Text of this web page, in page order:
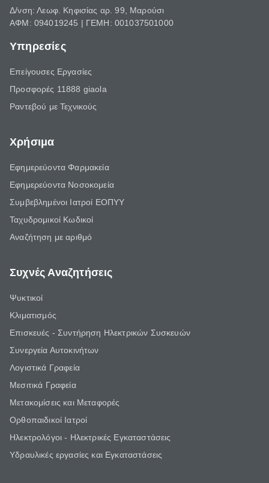
Δ/νση: Λεωφ. Κηφισίας αρ. 99, Μαρούσι
ΑΦΜ: 094019245 | ΓΕΜΗ: 001037501000
Υπηρεσίες
Επείγουσες Εργασίες
Προσφορές 11888 giaola
Ραντεβού με Τεχνικούς
Χρήσιμα
Εφημερεύοντα Φαρμακεία
Εφημερεύοντα Νοσοκομεία
Συμβεβλημένοι Ιατροί ΕΟΠΥΥ
Ταχυδρομικοί Κωδικοί
Αναζήτηση με αριθμό
Συχνές Αναζητήσεις
Ψυκτικοί
Κλιματισμός
Επισκευές - Συντήρηση Ηλεκτρικών Συσκευών
Συνεργεία Αυτοκινήτων
Λογιστικά Γραφεία
Μεσιτικά Γραφεία
Μετακομίσεις και Μεταφορές
Ορθοπαιδικοί Ιατροί
Ηλεκτρολόγοι - Ηλεκτρικές Εγκαταστάσεις
Υδραυλικές εργασίες και Εγκαταστάσεις